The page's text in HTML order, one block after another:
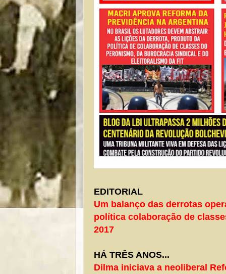
EDITORIAL
Um balanço das derrotas
política colaboração de
2017
HÁ TRÊS ANOS...
Dilma iniciava a neoliberal